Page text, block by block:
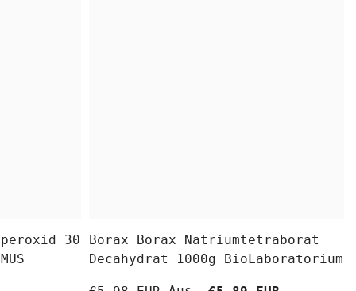
30
Borax Borax Natriumtetraborat
Decahydrat 1000g BioLaboratorium